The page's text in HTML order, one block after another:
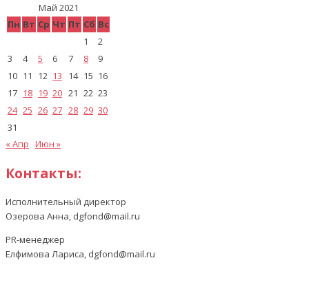
Май 2021
Пн Вт Ср Чт Пт Сб Вс
1
2
3
4 5 6 7 8
9
10 11 12 13 14 15 16
17 18 19 20 21 22 23
24 25 26 27 28 29 30
31
« Апр Июн »
Контакты:
Исполнительный директор
Озерова Анна, dgfond@mail.ru
PR-менеджер
Елфимова Лариса, dgfond@mail.ru